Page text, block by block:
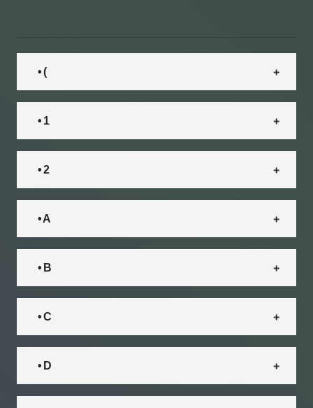
• (
• 1
• 2
• A
• B
• C
• D